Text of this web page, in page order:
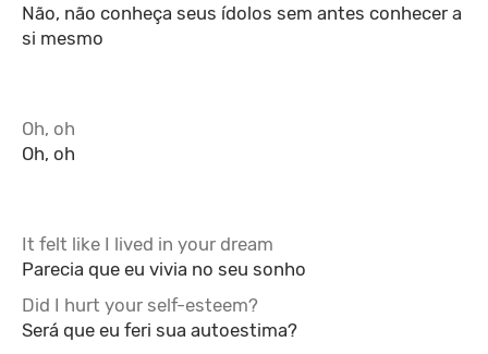
Não, não conheça seus ídolos sem antes conhecer a
si mesmo
Oh, oh
Parecia que eu vivia no seu sonho
Será que eu feri sua autoestima?
Oh, oh
It felt like I lived in your dream
Did I hurt your self-esteem?